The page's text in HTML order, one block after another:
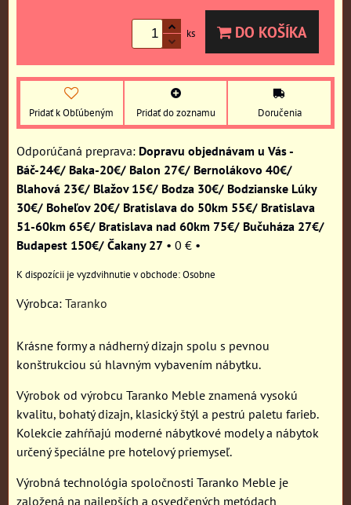
ks DO KOŠÍKA
Pridať k Obľúbeným Pridať do zoznamu Doručenia
Dopravu objednávam u Vás -
Báč-24€/ Baka-20€/ Balon 27€/ Bernolákovo 40€/
Blahová 23€/ Blažov 15€/ Bodza 30€/ Bodzianske Lúky
30€/ Boheľov 20€/ Bratislava do 50km 55€/ Bratislava
51-60km 65€/ Bratislava nad 60km 75€/ Bučuháza 27€/
Budapest 150€/ Čakany 27 • 0 € •
Osobne
Výrobca: Taranko
Krásne formy a nádherný dizajn spolu s pevnou
konštrukciou sú hlavným vybavením nábytku.
Výrobok od výrobcu Taranko Meble znamená vysokú
kvalitu, bohatý dizajn, klasický štýl a pestrú paletu farieb.
Kolekcie zahŕňajú moderné nábytkové modely a nábytok
určený špeciálne pre hotelový priemyseľ.
Výrobná technológia spoločnosti Taranko Meble je
založená na najlepších a osvedčených metódach